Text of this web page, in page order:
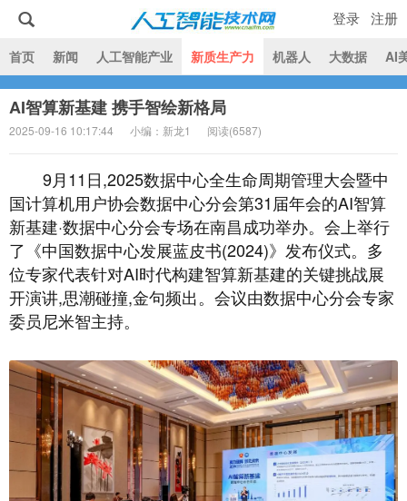
人工智能技术网
首页 新闻 人工智能产业 新质生产力 机器人 大数据 AI
登录 注册
AI智算新基建 携手智绘新格局
2025-09-16 10:17:44 小编：新龙1 阅读(6587)
9月11日,2025数据中心全生命周期管理大会暨中
国计算机用户协会数据中心分会第31届年会的AI智算
新基建·数据中心分会专场在南昌成功举办。会上举行
了《中国数据中心发展蓝皮书(2024)》发布仪式。多
位专家代表针对AI时代构建智算新基建的关键挑战展
开演讲,思潮碰撞,金句频出。会议由数据中心分会专家
委员尼米智主持。